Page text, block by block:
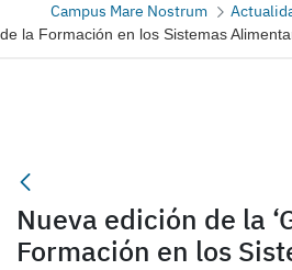
Campus Mare Nostrum
la Formación en los Sistemas
Nueva edición de la
Formación en los